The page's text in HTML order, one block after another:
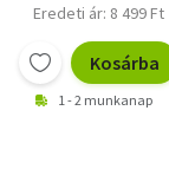
Eredeti ár: 8 499 Ft
Kosárba
1 - 2 munkanap